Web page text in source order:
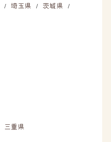
/ 埼玉県 / 茨城県 /
三重県